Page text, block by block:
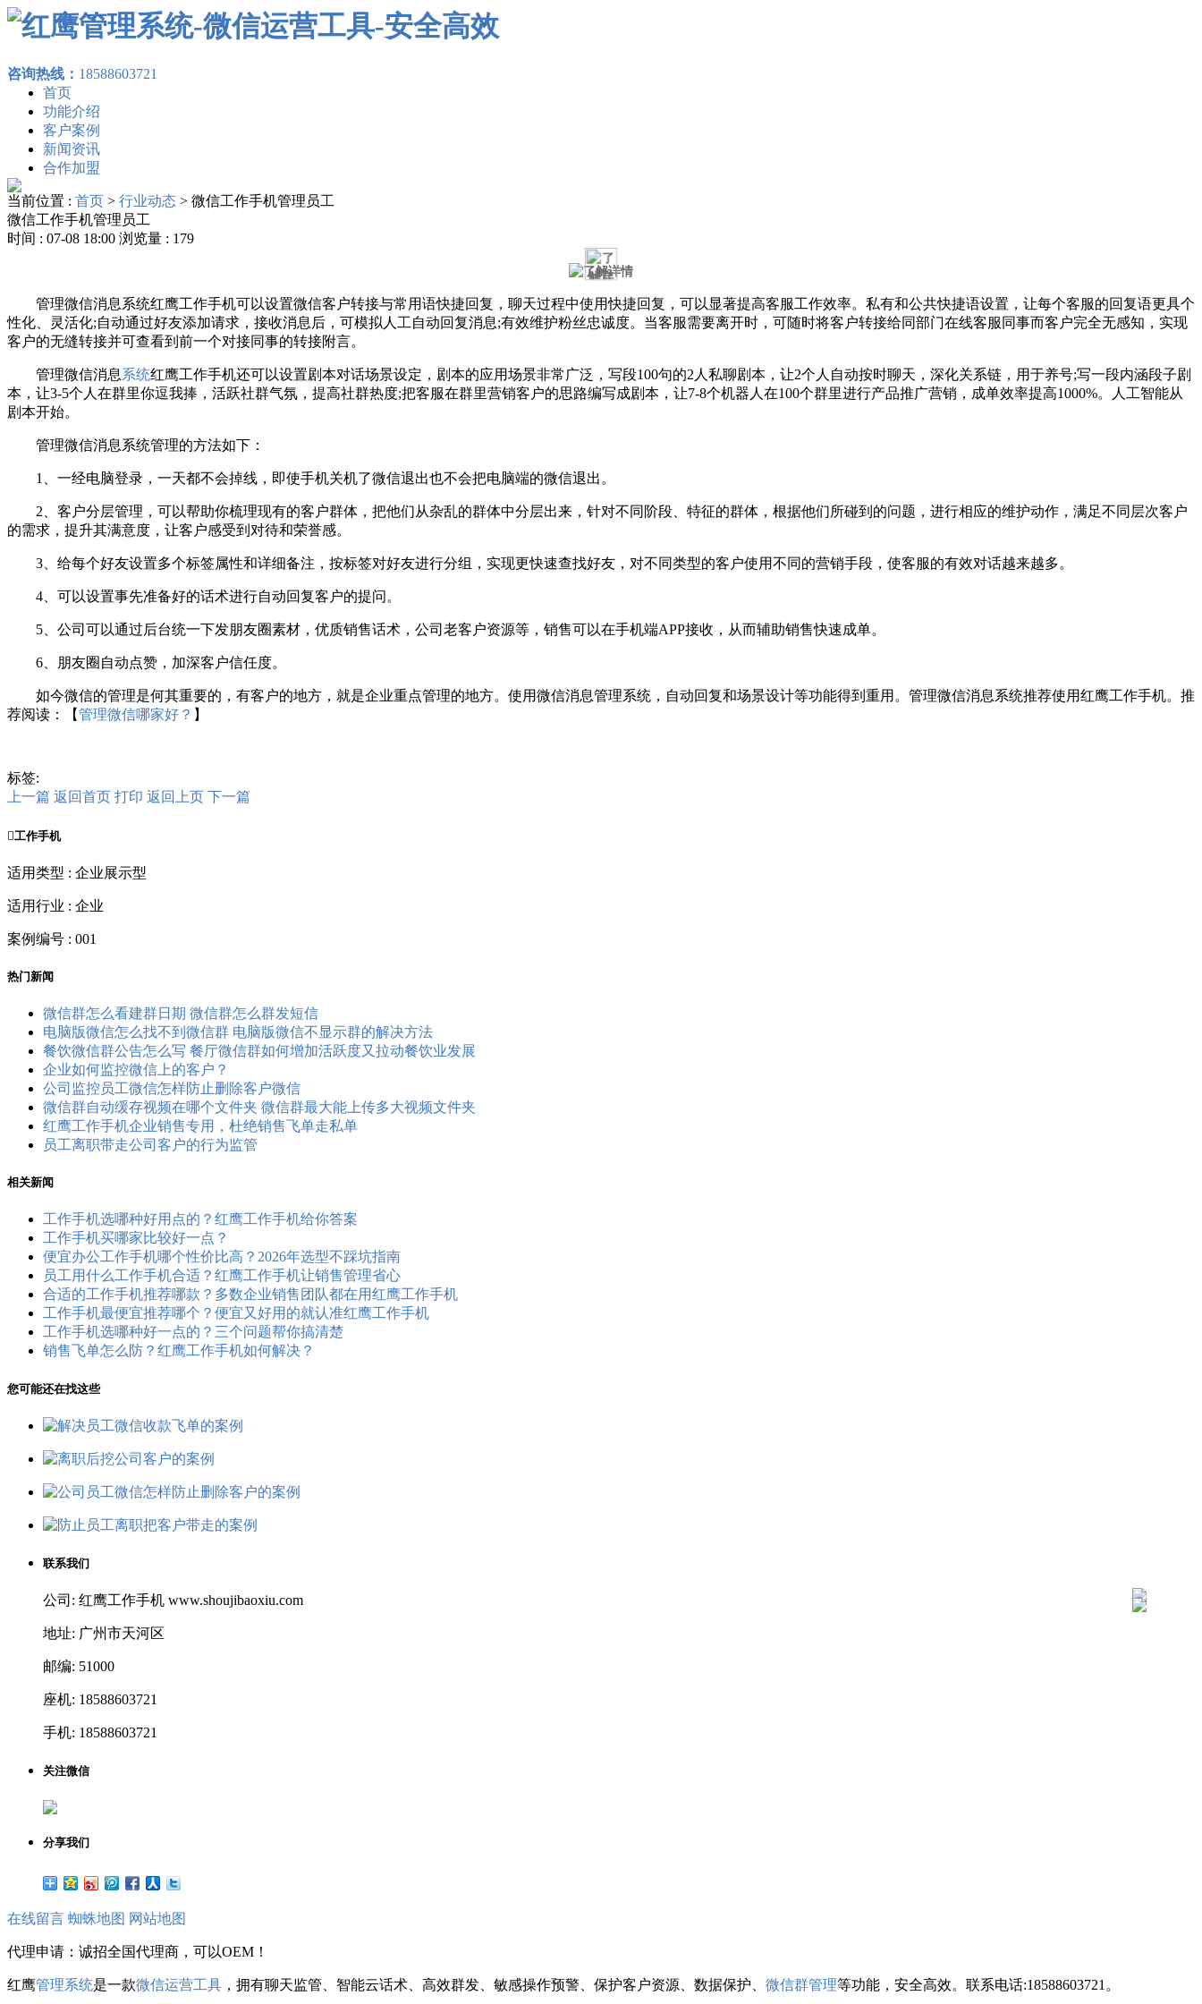
咨询热线： 18588603721
首页
功能介绍
客户案例
新闻资讯
合作加盟
当前位置 : 首页 > 行业动态 > 微信工作手机管理员工
微信工作手机管理员工
时间 : 07-08 18:00 浏览量 : 179
管理微信消息系统红鹰工作手机可以设置微信客户转接与常用语快捷回复，聊天过程中使用快捷回复，可以显著提高客服工作效率。私有和公共快捷语设置，让每个客服的回复语更具个
性化、灵活化;自动通过好友添加请求，接收消息后，可模拟人工自动回复消息;有效维护粉丝忠诚度。当客服需要离开时，可随时将客户转接给同部门在线客服同事而客户完全无感知，实现
客户的无缝转接并可查看到前一个对接同事的转接附言。
管理微信消息系统红鹰工作手机还可以设置剧本对话场景设定，剧本的应用场景非常广泛，写段100句的2人私聊剧本，让2个人自动按时聊天，深化关系链，用于养号;写一段内涵段子剧
本，让3-5个人在群里你逗我捧，活跃社群气氛，提高社群热度;把客服在群里营销客户的思路编写成剧本，让7-8个机器人在100个群里进行产品推广营销，成单效率提高1000%。人工智能从
剧本开始。
管理微信消息系统管理的方法如下：
1、一经电脑登录，一天都不会掉线，即使手机关机了微信退出也不会把电脑端的微信退出。
2、客户分层管理，可以帮助你梳理现有的客户群体，把他们从杂乱的群体中分层出来，针对不同阶段、特征的群体，根据他们所碰到的问题，进行相应的维护动作，满足不同层次客户
的需求，提升其满意度，让客户感受到对待和荣誉感。
3、给每个好友设置多个标签属性和详细备注，按标签对好友进行分组，实现更快速查找好友，对不同类型的客户使用不同的营销手段，使客服的有效对话越来越多。
4、可以设置事先准备好的话术进行自动回复客户的提问。
5、公司可以通过后台统一下发朋友圈素材，优质销售话术，公司老客户资源等，销售可以在手机端APP接收，从而辅助销售快速成单。
6、朋友圈自动点赞，加深客户信任度。
如今微信的管理是何其重要的，有客户的地方，就是企业重点管理的地方。使用微信消息管理系统，自动回复和场景设计等功能得到重用。管理微信消息系统推荐使用红鹰工作手机。推
荐阅读：【管理微信哪家好？ 】
标签:
上一篇 返回首页 打印 返回上页 下一篇
工作手机
适用类型 : 企业展示型
适用行业 : 企业
案例编号 : 001
热门新闻
微信群怎么看建群日期 微信群怎么群发短信
电脑版微信怎么找不到微信群 电脑版微信不显示群的解决方法
餐饮微信群公告怎么写 餐厅微信群如何增加活跃度又拉动餐饮业发展
企业如何监控微信上的客户？
公司监控员工​微信怎样防止删除客户微信
微信群自动缓存视频在哪个文件夹 微信群最大能上传多大视频文件夹
红鹰工作手机企业销售专用，杜绝销售飞单走私单
员工离职带走公司客户的行为监管
相关新闻
工作手机选哪种好用点的？红鹰工作手机给你答案
工作手机买哪家比较好一点？
便宜办公工作手机哪个性价比高？2026年选型不踩坑指南
员工用什么工作手机合适？红鹰工作手机让销售管理省心
合适的工作手机推荐哪款？多数企业销售团队都在用红鹰工作手机
工作手机最便宜推荐哪个？便宜又好用的就认准红鹰工作手机
工作手机选哪种好一点的？三个问题帮你搞清楚
销售飞单怎么防？红鹰工作手机如何解决？
您可能还在找这些
联系我们
公司: 红鹰工作手机 www.shoujibaoxiu.com
地址: 广州市天河区
邮编: 51000
座机: 18588603721
手机: 18588603721
关注微信
分享我们
在线留言 蜘蛛地图 网站地图
代理申请：诚招全国代理商，可以OEM！
红鹰管理系统是一款微信运营工具 ，拥有聊天监管、智能云话术、高效群发、敏感操作预警、保护客户资源、数据保护、 微信群管理等功能，安全高效。联系电话:18588603721。